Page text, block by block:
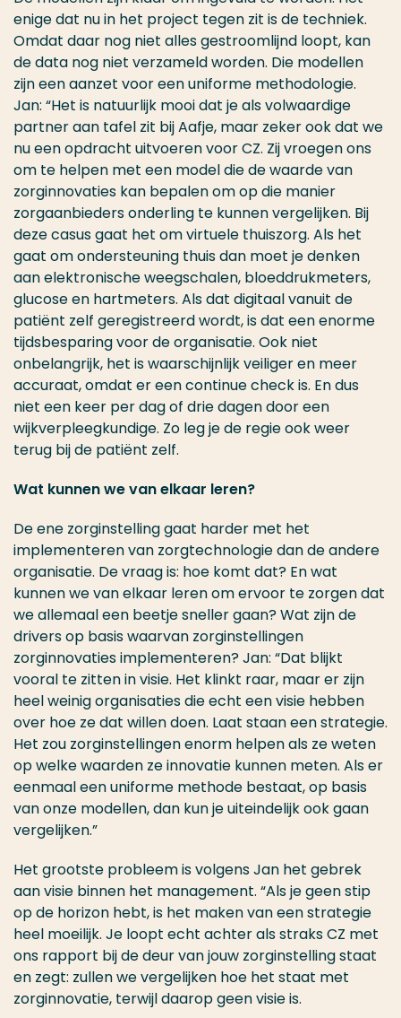
enige dat nu in het project tegen zit is de techniek.
Omdat daar nog niet alles gestroomlijnd loopt, kan
de data nog niet verzameld worden. Die modellen
zijn een aanzet voor een uniforme methodologie.
Jan: “Het is natuurlijk mooi dat je als volwaardige
partner aan tafel zit bij Aafje, maar zeker ook dat we
nu een opdracht uitvoeren voor CZ. Zij vroegen ons
om te helpen met een model die de waarde van
zorginnovaties kan bepalen om op die manier
zorgaanbieders onderling te kunnen vergelijken. Bij
deze casus gaat het om virtuele thuiszorg. Als het
gaat om ondersteuning thuis dan moet je denken
aan elektronische weegschalen, bloeddrukmeters,
glucose en hartmeters. Als dat digitaal vanuit de
patiënt zelf geregistreerd wordt, is dat een enorme
tijdsbesparing voor de organisatie. Ook niet
onbelangrijk, het is waarschijnlijk veiliger en meer
accuraat, omdat er een continue check is. En dus
niet een keer per dag of drie dagen door een
wijkverpleegkundige. Zo leg je de regie ook weer
terug bij de patiënt zelf.
Wat kunnen we van elkaar leren?
De ene zorginstelling gaat harder met het
implementeren van zorgtechnologie dan de andere
organisatie. De vraag is: hoe komt dat? En wat
kunnen we van elkaar leren om ervoor te zorgen dat
we allemaal een beetje sneller gaan? Wat zijn de
drivers op basis waarvan zorginstellingen
zorginnovaties implementeren? Jan: “Dat blijkt
vooral te zitten in visie. Het klinkt raar, maar er zijn
heel weinig organisaties die echt een visie hebben
over hoe ze dat willen doen. Laat staan een strategie.
Het zou zorginstellingen enorm helpen als ze weten
op welke waarden ze innovatie kunnen meten. Als er
eenmaal een uniforme methode bestaat, op basis
van onze modellen, dan kun je uiteindelijk ook gaan
vergelijken.”
Het grootste probleem is volgens Jan het gebrek
aan visie binnen het management. “Als je geen stip
op de horizon hebt, is het maken van een strategie
heel moeilijk. Je loopt echt achter als straks CZ met
ons rapport bij de deur van jouw zorginstelling staat
en zegt: zullen we vergelijken hoe het staat met
zorginnovatie, terwijl daarop geen visie is.